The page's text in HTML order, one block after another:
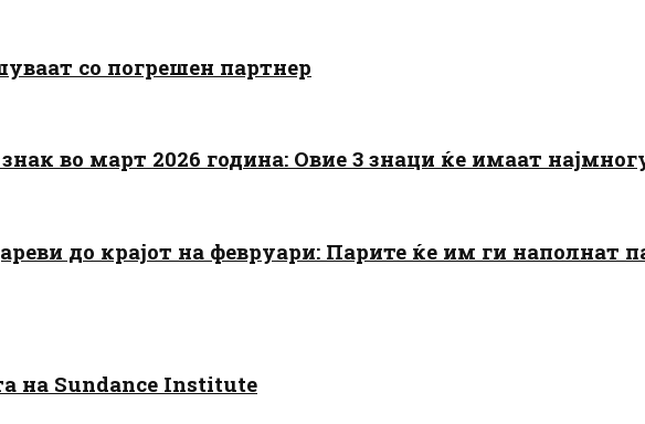
со погрешен партнер
во март 2026 година: Овие 3 знаци ќе имаат
до крајот на февруари: Парите ќе им ги наполнат
на Sundance Institute